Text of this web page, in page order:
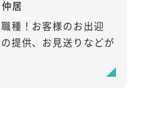
仲居
種！お客様のお出迎
提供、お見送りなどが